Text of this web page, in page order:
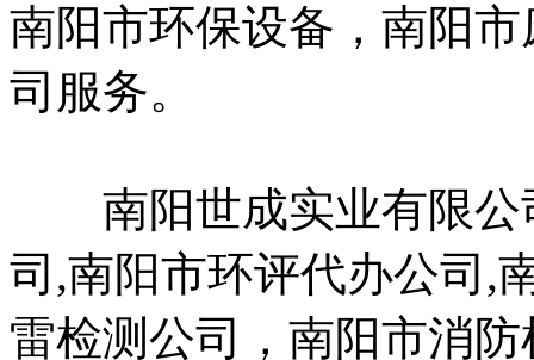
南阳市环保设备，南阳
司服务。
南阳世成实业有限公
司,南阳市环评代办公司,
雷检测公司，南阳市消